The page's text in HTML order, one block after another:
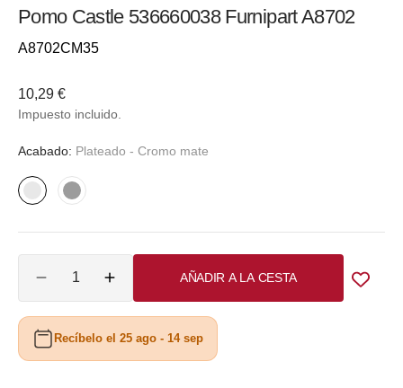
Pomo Castle 536660038 Furnipart A8702
Referencia::
A8702CM35
Precio
habitual
10,29 €
Impuesto incluido.
Acabado: Plateado - Cromo mate
Plateado
Cromo
mate
Plateado
Plata
vieja
Reducir
cantidad
para
Pomo
Castle
Aumentar
cantidad
para
Pomo
Castle
AÑADIR A LA CESTA
Recíbelo el 25 ago - 14 sep